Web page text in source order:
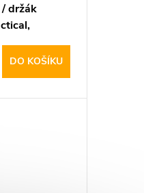
držák
DO KOŠÍKU